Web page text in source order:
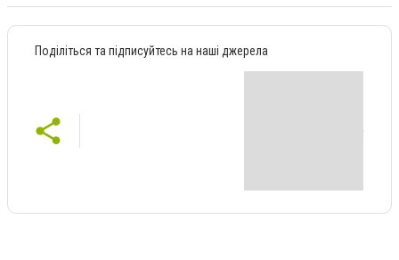
Поділіться та підписуйтесь на наші джерела